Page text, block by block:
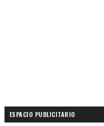
ESPACIO PUBLICITARIO